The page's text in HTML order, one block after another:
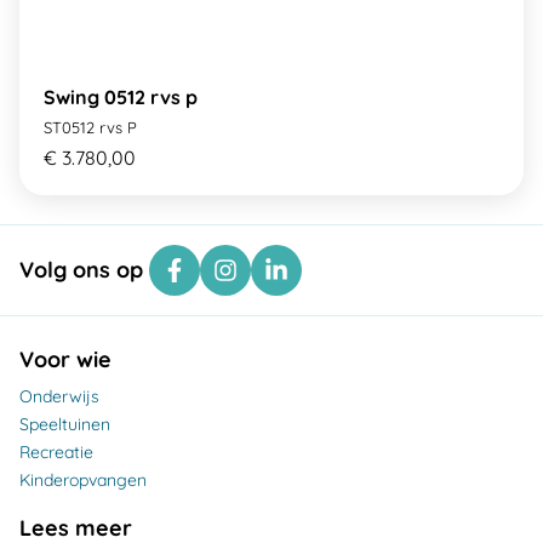
Swing 0512 rvs p
ST0512 rvs P
€ 3.780,00
Volg ons op
Voor wie
Onderwijs
Speeltuinen
Recreatie
Kinderopvangen
Lees meer